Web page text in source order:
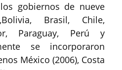
gobiernos de nueve
Brasil, Chile,
Paraguay, Perú y
se incorporaron
México (2006), Costa